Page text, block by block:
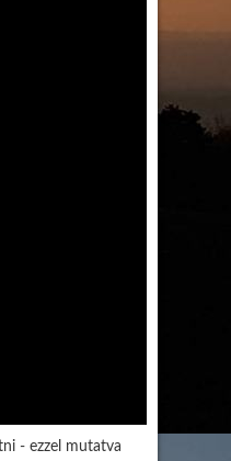
- ezzel mutatva